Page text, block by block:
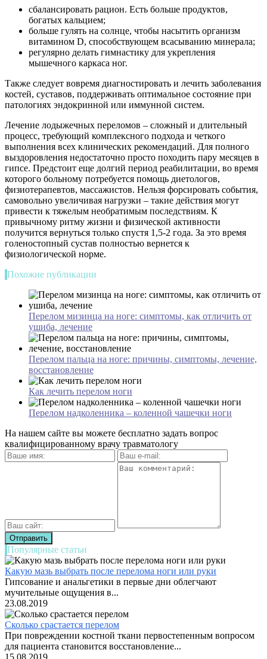
сбалансировать рацион. Есть больше продуктов,
богатых кальцием;
больше гулять на солнце, чтобы насытить организм
витамином D, способствующем всасыванию минерала;
регулярно делать гимнастику для укрепления
мышечного каркаса ног.
Также следует вовремя диагностировать и лечить заболевания
костей, суставов, поддерживать оптимальное состояние при
патологиях эндокринной или иммунной систем.
Лечение лодыжечных переломов – сложный и длительный
процесс, требующий комплексного подхода и четкого
выполнения всех клинических рекомендаций. Для полного
выздоровления недостаточно просто походить пару месяцев в
гипсе. Предстоит еще долгий период реабилитации, во время
которого больному потребуется помощь диетологов,
физиотерапевтов, массажистов. Нельзя форсировать события,
самовольно увеличивая нагрузки – такие действия могут
привести к тяжелым необратимым последствиям. К
привычному ритму жизни и физической активности
получится вернуться только спустя 1,5-2 года. За это время
голеностопный сустав полностью вернется к
физиологической норме.
Похожие публикации
Перелом мизинца на ноге: симптомы, как отличить от
ушиба, лечение
Перелом пальца на ноге: причины, симптомы, лечение,
восстановление
Как лечить перелом ноги
Перелом надколенника – коленной чашечки ноги
На нашем сайте вы можете бесплатно задать вопрос
квалифицированному врачу травматологу
Популярные статьи
Какую мазь выбрать после перелома ноги или руки
Гипсование и анальгетики в первые дни облегчают
мучительные ощущения в...
23.08.2019
Сколько срастается перелом
При повреждении костной ткани первостепенным вопросом
для пациента становится восстановление...
15.08.2019